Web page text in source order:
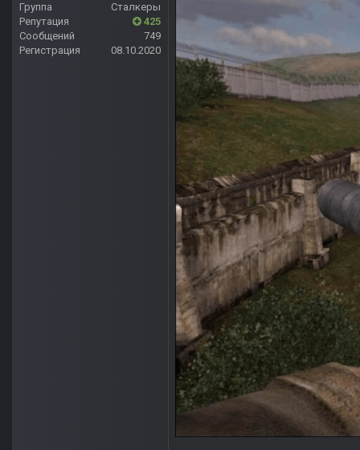
Группа
Сталкеры
Репутация
425
Сообщений
749
Регистрация
08.10.2020